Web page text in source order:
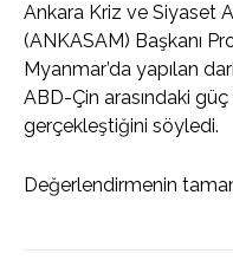
Ankara Kriz ve Siyaset
(ANKASAM) Başkanı
Myanmar’da yapılan
ABD-Çin arasındaki
gerçekleştiğini söyledi.
Değerlendirmenin